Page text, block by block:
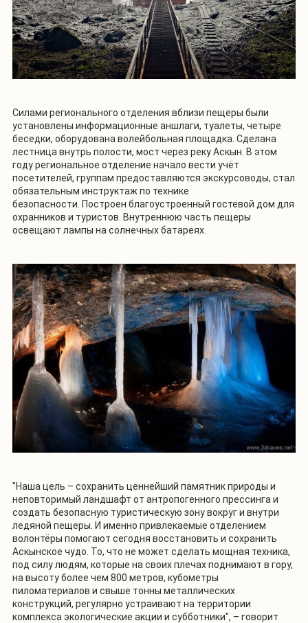
Силами регионального отделения вблизи пещеры были
установлены информационные аншлаги, туалеты, четыре
беседки, оборудована волейбольная площадка. Сделана
лестница внутрь полости, мост через реку Аскын. В этом
году региональное отделение начало вести учёт
посетителей, группам предоставляются экскурсоводы, стал
обязательным инструктаж по технике
безопасности. Построен благоустроенный гостевой дом для
охранников и туристов. Внутреннюю часть пещеры
освещают лампы на солнечных батареях.
"Наша цель – сохранить ценнейший памятник природы и
неповторимый ландшафт от антропогенного прессинга и
создать безопасную туристическую зону вокруг и внутри
ледяной пещеры. И именно привлекаемые отделением
волонтёры помогают сегодня восстановить и сохранить
Аскынское чудо. То, что не может сделать мощная техника,
под силу людям, которые на своих плечах поднимают в гору,
на высоту более чем 800 метров, кубометры
пиломатериалов и свыше тонны металлических
конструкций, регулярно устраивают на территории
комплекса экологические акции и субботники", – говорит